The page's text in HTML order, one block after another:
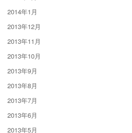
2014年1月
2013年12月
2013年11月
2013年10月
2013年9月
2013年8月
2013年7月
2013年6月
2013年5月